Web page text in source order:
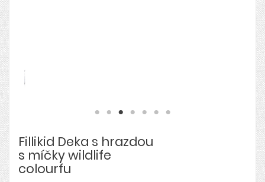
Fillikid Deka s hrazdou
s míčky wildlife
colourfu